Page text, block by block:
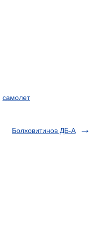
самолет
Болховитинов ДБ-А